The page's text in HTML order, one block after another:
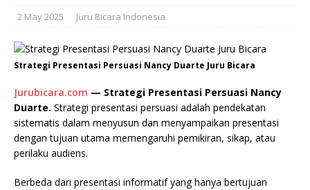
2 May 2025 Juru Bicara Indonesia
Strategi Presentasi Persuasi Nancy Duarte Juru Bicara
Jurubicara.com — Strategi Presentasi Persuasi Nancy
Duarte. Strategi presentasi persuasi adalah pendekatan
sistematis dalam menyusun dan menyampaikan presentasi
dengan tujuan utama memengaruhi pemikiran, sikap, atau
perilaku audiens.
Berbeda dari presentasi informatif yang hanya bertujuan